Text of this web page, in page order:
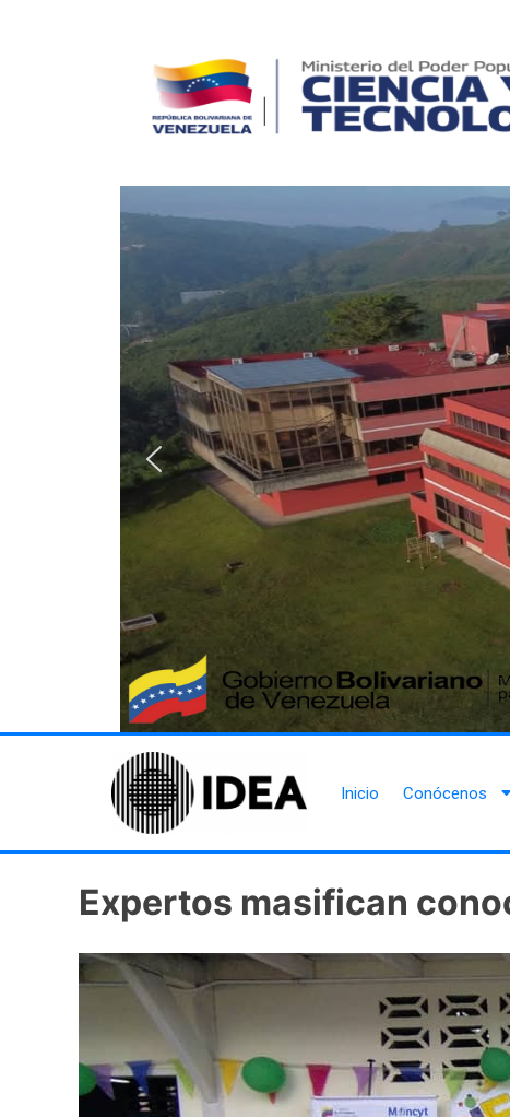
Inicio Conócenos
Expertos masifican